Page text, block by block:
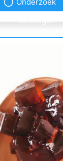
toevoegen